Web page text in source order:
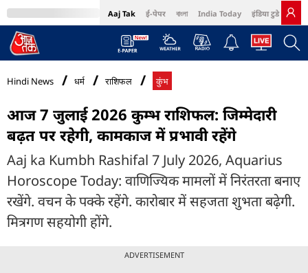
Aaj Tak ई-पेपर বাংলা India Today इंडिया टुडे हिंदी
MumbaiTak Cosmopolitan Harper's Bazaar Northeast
Hindi News धर्म राशिफल कुंभ
आज 7 जुलाई 2026 कुम्भ राशिफल: जिम्मेदारी
बढ़त पर रहेगी, कामकाज में प्रभावी रहेंगे
Aaj ka Kumbh Rashifal 7 July 2026, Aquarius
Horoscope Today: वाणिज्यिक मामलों में निरंतरता बनाए
रखेंगे. वचन के पक्के रहेंगे. कारोबार में सहजता शुभता बढ़ेगी.
मित्रगण सहयोगी होंगे.
ADVERTISEMENT